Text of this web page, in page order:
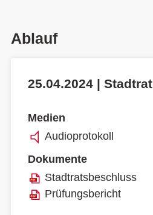
Ablauf
25.04.2024 | Stadtrat
Medien
Audioprotokoll
Dokumente
Stadtratsbeschluss
Prüfungsbericht